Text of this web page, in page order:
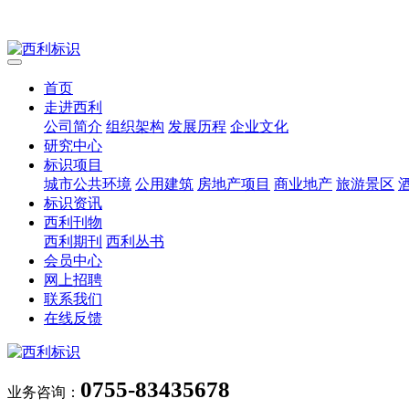
首页
走进西利
公司简介 组织架构 发展历程 企业文化
研究中心
标识项目
城市公共环境 公用建筑 房地产项目 商业地产 旅游景区
标识资讯
西利刊物
西利期刊 西利丛书
会员中心
网上招聘
联系我们
在线反馈
业务咨询： 0755-83435678